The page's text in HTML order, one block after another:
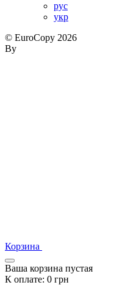
рус
укр
© EuroCopy 2026
By
Корзина
Ваша корзина пустая
К оплате: 0 грн